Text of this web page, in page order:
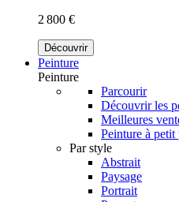
2 800 €
Découvrir
Peinture
Peinture
Parcourir
Découvrir les
Meilleures
Peinture à
Par style
Abstrait
Paysage
Portrait